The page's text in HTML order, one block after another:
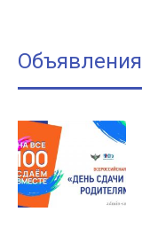
Объявления